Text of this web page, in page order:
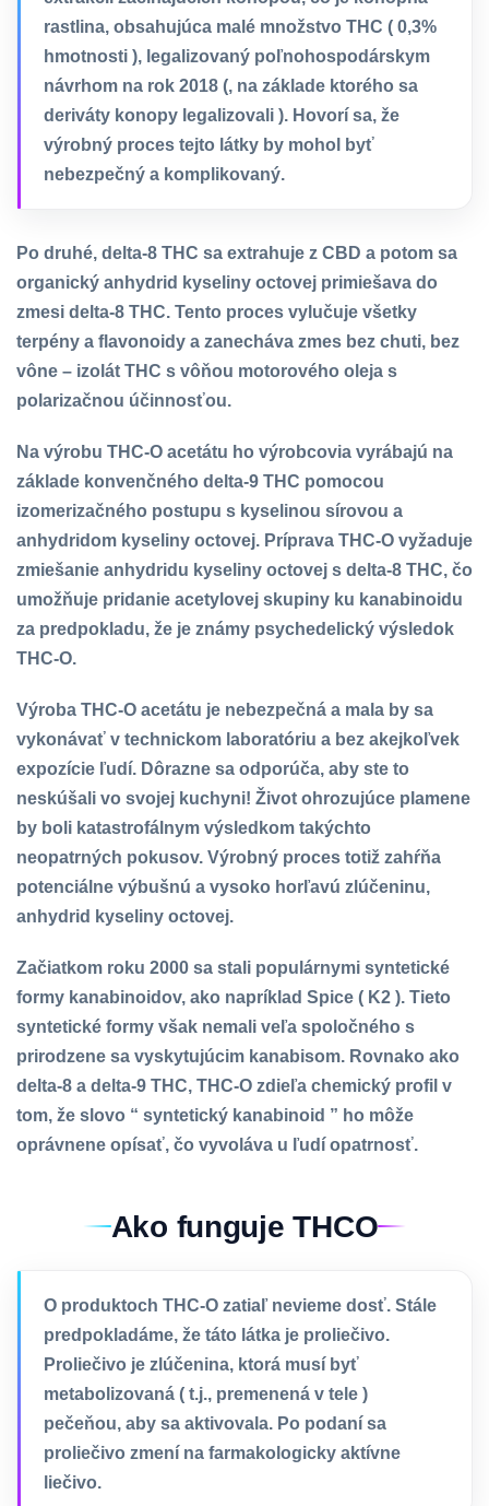
rastlina, obsahujúca malé množstvo THC ( 0,3%
hmotnosti ), legalizovaný poľnohospodárskym
návrhom na rok 2018 (, na základe ktorého sa
deriváty konopy legalizovali ). Hovorí sa, že
výrobný proces tejto látky by mohol byť
nebezpečný a komplikovaný.
Po druhé, delta-8 THC sa extrahuje z CBD a potom sa
organický anhydrid kyseliny octovej primiešava do
zmesi delta-8 THC. Tento proces vylučuje všetky
terpény a flavonoidy a zanecháva zmes bez chuti, bez
vône – izolát THC s vôňou motorového oleja s
polarizačnou účinnosťou.
Na výrobu THC-O acetátu ho výrobcovia vyrábajú na
základe konvenčného delta-9 THC pomocou
izomerizačného postupu s kyselinou sírovou a
anhydridom kyseliny octovej. Príprava THC-O vyžaduje
zmiešanie anhydridu kyseliny octovej s delta-8 THC, čo
umožňuje pridanie acetylovej skupiny ku kanabinoidu
za predpokladu, že je známy psychedelický výsledok
THC-O.
Výroba THC-O acetátu je nebezpečná a mala by sa
vykonávať v technickom laboratóriu a bez akejkoľvek
expozície ľudí. Dôrazne sa odporúča, aby ste to
neskúšali vo svojej kuchyni! Život ohrozujúce plamene
by boli katastrofálnym výsledkom takýchto
neopatrných pokusov. Výrobný proces totiž zahŕňa
potenciálne výbušnú a vysoko horľavú zlúčeninu,
anhydrid kyseliny octovej.
Začiatkom roku 2000 sa stali populárnymi syntetické
formy kanabinoidov, ako napríklad Spice ( K2 ). Tieto
syntetické formy však nemali veľa spoločného s
prirodzene sa vyskytujúcim kanabisom. Rovnako ako
delta-8 a delta-9 THC, THC-O zdieľa chemický profil v
tom, že slovo “ syntetický kanabinoid ” ho môže
oprávnene opísať, čo vyvoláva u ľudí opatrnosť.
Ako funguje THCO
O produktoch THC-O zatiaľ nevieme dosť. Stále
predpokladáme, že táto látka je proliečivo.
Proliečivo je zlúčenina, ktorá musí byť
metabolizovaná ( t.j., premenená v tele )
pečeňou, aby sa aktivovala. Po podaní sa
proliečivo zmení na farmakologicky aktívne
liečivo.